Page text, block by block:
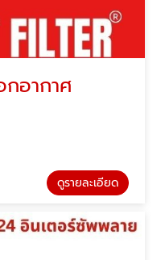
อากาศ
ดูรายละเอียด